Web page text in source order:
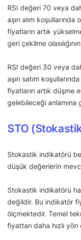
RSI değeri 70 veya
aşırı alım
fiyatların artık
geri çekilme
RSI değeri 30 veya
aşırı satım
fiyatların artık düşme
gelebileceği anlamına
STO
Stokastik indikatörü
düşük değerlerin
Stokastik indikatörü
değildir. Bu indikatör
ölçmektedir. Temel
fiyattan daha hızlı